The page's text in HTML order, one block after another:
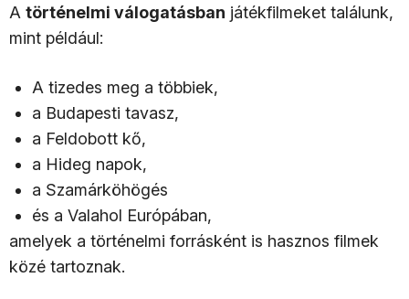
A történelmi válogatásban játékfilmeket találunk,
mint például:
A tizedes meg a többiek,
a Budapesti tavasz,
a Feldobott kő,
a Hideg napok,
a Szamárköhögés
és a Valahol Európában,
amelyek a történelmi forrásként is hasznos filmek
közé tartoznak.